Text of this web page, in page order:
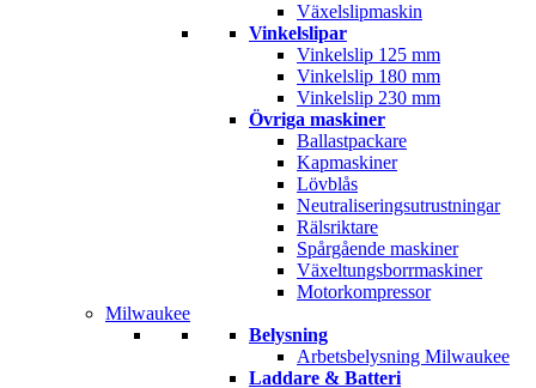
Växelslipmaskin
Vinkelslipar
Vinkelslip 125 mm
Vinkelslip 180 mm
Vinkelslip 230 mm
Övriga maskiner
Ballastpackare
Kapmaskiner
Lövblås
Neutraliseringsutrustningar
Rälsriktare
Spårgående maskiner
Växeltungsborrmaskiner
Motorkompressor
Milwaukee
Belysning
Arbetsbelysning Milwaukee
Laddare & Batteri